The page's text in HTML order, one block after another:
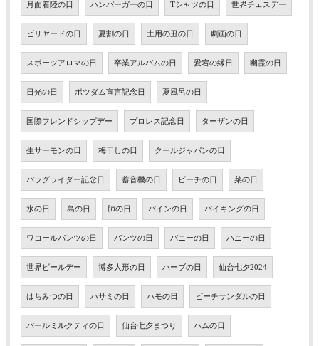
月面着陸の日 ハンバーガーの日 Tシャツの日 世界チェスデー
ビリヤードの日 夏割の日 土用の丑の日 劇画の日
スポーツアロマの日 卒業アルバムの日 愛宕の縁日 幽霊の日
日光の日 ポツダム宣言記念日 夏風呂の日
国際フレンドシップデー プロレス記念日 ターザンの日
生サーモンの日 梅干しの日 クールジャパンの日
パラグライダー記念日 蓄音機の日 ビーチの日 菜の日
水の日 島の日 肺の日 パインの日 バイキングの日
ワコールパンツの日 パンツの日 バニーの日 ハニーの日
世界ビールデー 博多人形の日 ハーブの日 仙台七夕2024
はちみつの日 ハサミの日 ハモの日 ビーチサンダルの日
パールミルクティの日 仙台七夕まつり ハムの日